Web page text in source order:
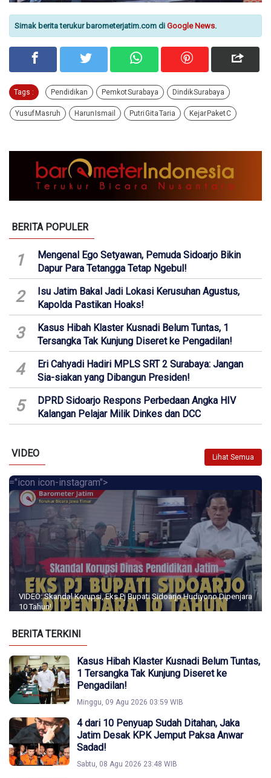
Simak berita terukur barometerjatim.com di Google News.
Tags : Pendidikan Pemkot Surabaya Dindik Surabaya
Yusuf Masruh Harun Ismail Putri Gita Taria Kejar Paket C
BERITA POPULER
1
Mengenal Ego Setyawan, Pemuda Sidoarjo Bikin
Dapur Para Tetangga Tetap Ngebul!
2
Isu Jatim Bakal Jadi Lokasi Kerusuhan Agustus,
Kapolda Pastikan Hoaks!
3
Kasus Hibah Klaster Kusnadi Belum Tuntas, 1
Tersangka Tak Kunjung Diseret ke Pengadilan!
4
Eri Cahyadi Hadiri MPLS SRT 2 Surabaya: Jangan
Sia-siakan yang Dibangun Presiden!
5
DPRD Sidoarjo Respons Perbedaan Angka HIV
Kalangan Pelajar Milik Dinkes dan DCC
VIDEO Lihat Semua
="icon icon-instagram">
VIDEO: Skandal Korupsi, Eks Pj Bupati Sidoarjo Hudiyono Dipenjara
10 Tahun!
BERITA TERKINI
Kasus Hibah Klaster Kusnadi Belum Tuntas,
1 Tersangka Tak Kunjung Diseret ke
Pengadilan!
Minggu, 09 Agu 2026 03:59 WIB
4 dari 10 Penyuap Sudah Ditahan, Jaka
Jatim Desak KPK Jemput Paksa Anwar
Sadad!
Sabtu, 08 Agu 2026 23:48 WIB